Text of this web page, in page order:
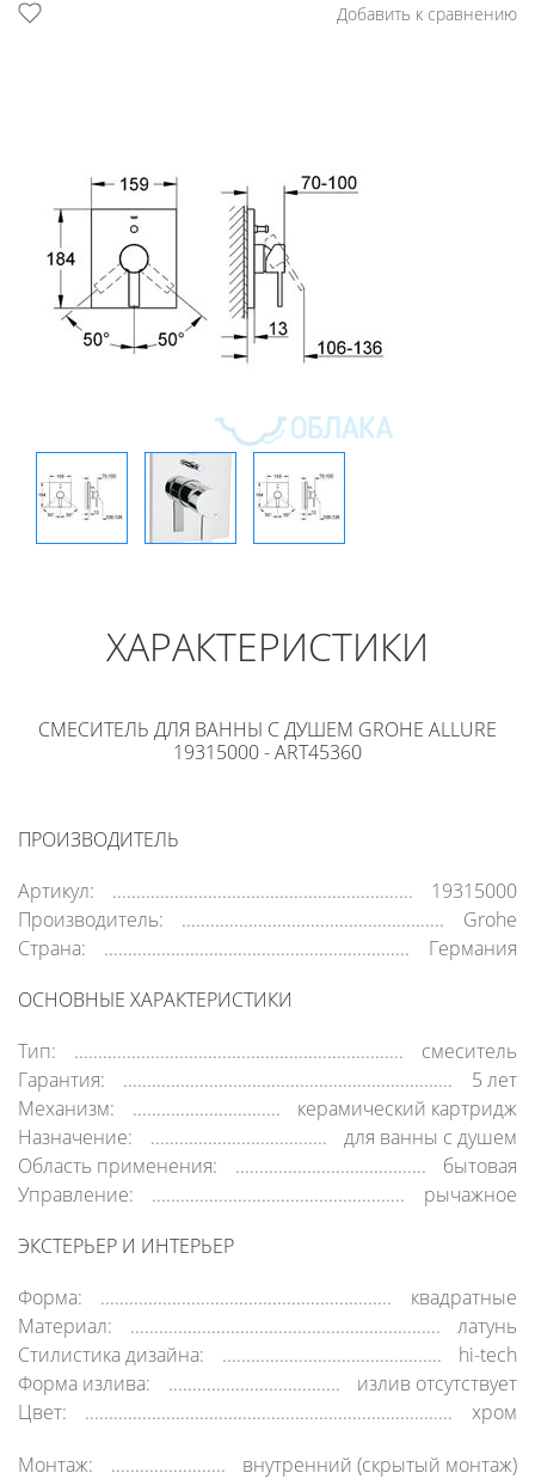
Добавить к сравнению
ХАРАКТЕРИСТИКИ
СМЕСИТЕЛЬ ДЛЯ ВАННЫ С ДУШЕМ GROHE ALLURE
19315000 - ART45360
ПРОИЗВОДИТЕЛЬ
Артикул:
19315000
Производитель:
Grohe
Страна:
Германия
ОСНОВНЫЕ ХАРАКТЕРИСТИКИ
Тип:
смеситель
Гарантия:
5 лет
Механизм:
керамический картридж
Назначение:
для ванны с душем
Область применения:
бытовая
Управление:
рычажное
ЭКСТЕРЬЕР И ИНТЕРЬЕР
Форма:
квадратные
Материал:
латунь
Стилистика дизайна:
hi-tech
Форма излива:
излив отсутствует
Цвет:
хром
Монтаж:
внутренний (скрытый монтаж)